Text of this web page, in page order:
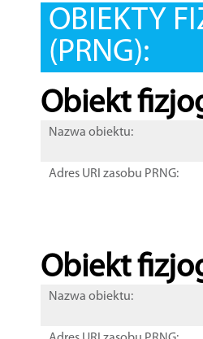
OBIEKTY
(PRNG):
Obiekt
Nazwa obiektu:
Adres URI zasobu PRNG:
Obiekt
Nazwa obiektu: